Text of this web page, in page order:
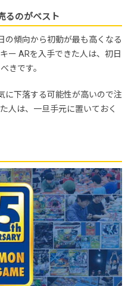
るのがベスト
の傾向から初動が最も高くなる
ー ARを入手できた人は、初日
きです。
に下落する可能性が高いので注
人は、一旦手元に置いておく